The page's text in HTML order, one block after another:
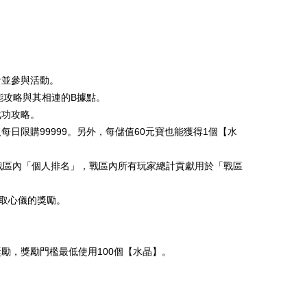
參與活動。
略與其相連的B據點。
攻略。
日限購99999。另外，每儲值60元寶也能獲得1個【水
內「個人排名」，戰區內所有玩家總計貢獻用於「戰區
心儀的獎勵。
，獎勵門檻最低使用100個【水晶】。